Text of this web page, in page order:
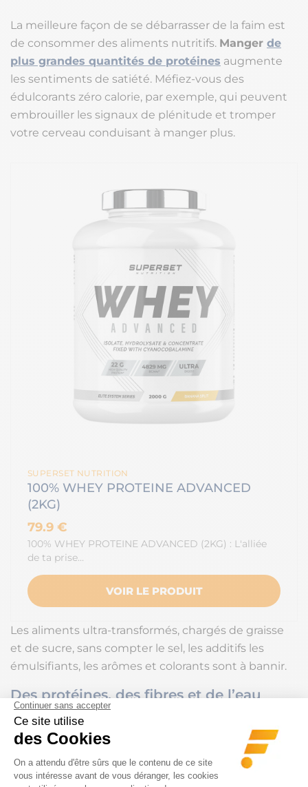
La meilleure façon de se débarrasser de la faim est
de consommer des aliments nutritifs. Manger de
plus grandes quantités de protéines augmente
les sentiments de satiété. Méfiez-vous des
édulcorants zéro calorie, par exemple, qui peuvent
embrouiller les signaux de plénitude et tromper
votre cerveau conduisant à manger plus.
SUPERSET NUTRITION
100% WHEY PROTEINE ADVANCED
(2KG)
79.9 €
100% WHEY PROTEINE ADVANCED (2KG) : L'alliée
de ta prise…
VOIR LE PRODUIT
Les aliments ultra-transformés, chargés de graisse
et de sucre, sans compter le sel, les additifs les
émulsifiants, les arômes et colorants sont à bannir.
Des protéines, des fibres et de l’eau
Manger des protéines augmente non seulement
la satiété au repas
mais réduit également la faim
lors du repas suivant. Ce qui favorise indirectement
la perte de poids et de graisse. Desaliments riches